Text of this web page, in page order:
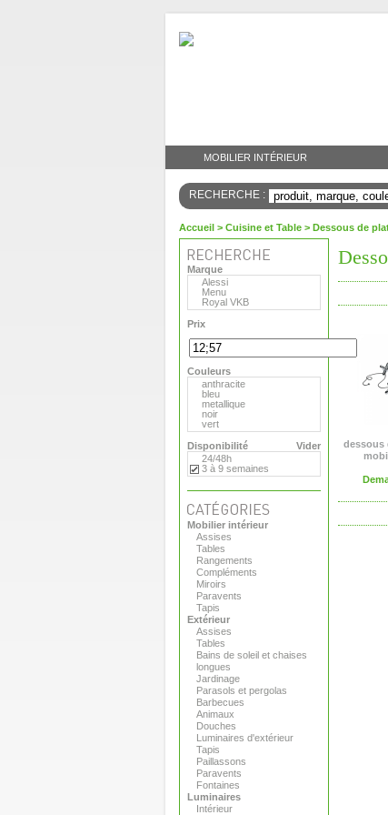
MOBILIER INTÉRIEUR
RECHERCHE :
Accueil > Cuisine et Table > Dessous de
Marque
Alessi
Menu
Royal VKB
Prix
Couleurs
anthracite
bleu
metallique
noir
vert
Vider
Disponibilité
24/48h
3 à 9 semaines
Mobilier intérieur
Assises
Tables
Rangements
Compléments
Miroirs
Paravents
Tapis
Extérieur
Assises
Tables
Bains de soleil et chaises
longues
Jardinage
Parasols et pergolas
Barbecues
Animaux
Douches
Luminaires d'extérieur
Tapis
Paillassons
Paravents
Fontaines
Luminaires
Intérieur
dessous